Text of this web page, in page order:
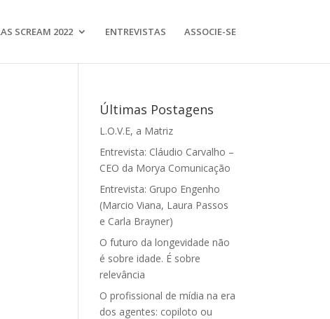
SCREAM 2022 ENTREVISTAS ASSOCIE-SE
Últimas Postagens
L.O.V.E, a Matriz
Entrevista: Cláudio Carvalho –
CEO da Morya Comunicação
Entrevista: Grupo Engenho
(Marcio Viana, Laura Passos
e Carla Brayner)
O futuro da longevidade não
é sobre idade. É sobre
relevância
O profissional de mídia na era
dos agentes: copiloto ou